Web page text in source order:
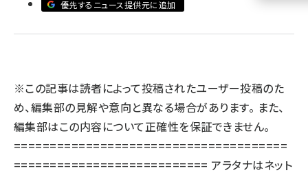
優先するニュース提供元に追加
※この記事は読者によって投稿されたユーザー投稿のた
め、編集部の見解や意向と異なる場合があります。 また、
編集部はこの内容について正確性を保証できません。
======================================
=========================== アラタナはネット